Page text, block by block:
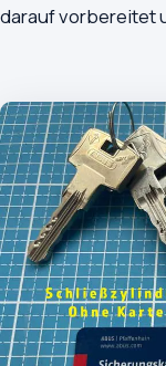
darauf vorbereitet